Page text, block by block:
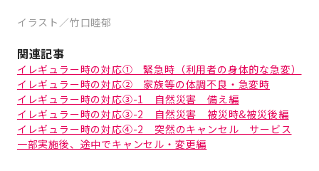
イラスト／竹口睦郁
関連記事
イレギュラー時の対応① 緊急時（利用者の身体的な急変）
イレギュラー時の対応② 家族等の体調不良・急変時
イレギュラー時の対応③-1 自然災害 備え編
イレギュラー時の対応③-2 自然災害 被災時&被災後編
イレギュラー時の対応④-2 突然のキャンセル サービス
一部実施後、途中でキャンセル・変更編